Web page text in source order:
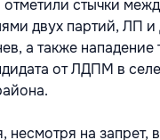
стычки
двух партий, ЛП
а также нападение
от ЛДПМ в
несмотря на запрет,